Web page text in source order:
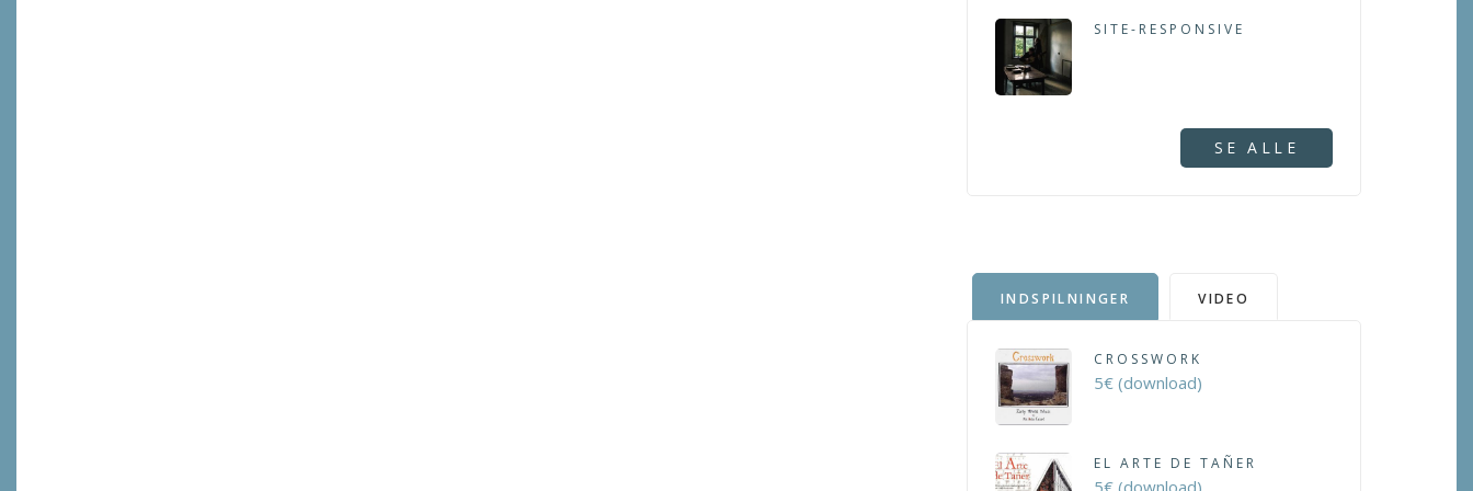
SITE-RESPONSIVE
SE ALLE
INDSPILNINGER VIDEO
CROSSWORK
5€ (download)
EL ARTE DE TAÑER
5€ (download)